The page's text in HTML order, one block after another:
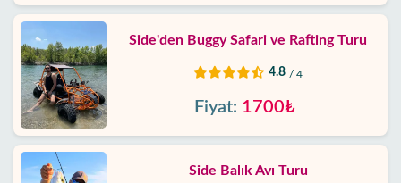
Side'den Buggy Safari ve Rafting Turu
4.8 / 4
Fiyat: 1700₺
Side Balık Avı Turu